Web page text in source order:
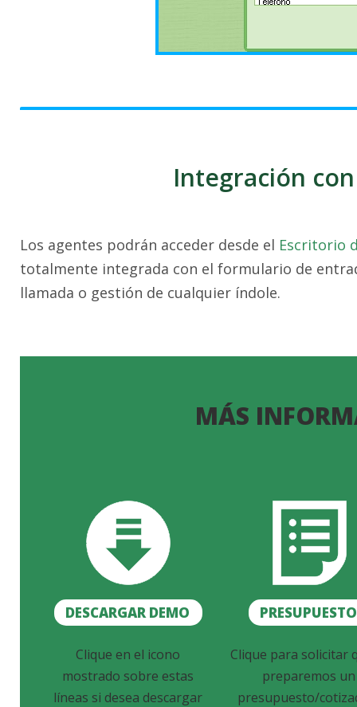
Integración
Los agentes podrán acceder desde el Escritorio
totalmente integrada con el formulario de
llamada o gestión de cualquier índole.
MÁS
DESCARGAR DEMO PRESUPUESTO
Clique en el icono
mostrado sobre estas
líneas si desea descargar
Clique para solicitar
preparemos un
presupuesto/